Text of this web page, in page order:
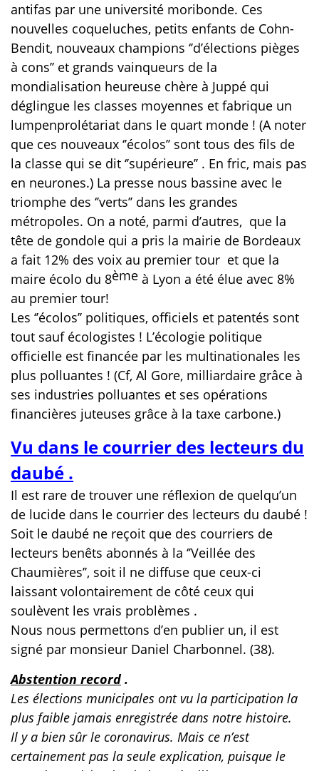
antifas par une université moribonde. Ces
nouvelles coqueluches, petits enfants de Cohn-
Bendit, nouveaux champions ‘’d’élections pièges
à cons’’ et grands vainqueurs de la
mondialisation heureuse chère à Juppé qui
déglingue les classes moyennes et fabrique un
lumpenprolétariat dans le quart monde ! (A noter
que ces nouveaux ‘’écolos’’ sont tous des fils de
la classe qui se dit ‘’supérieure’’ . En fric, mais pas
en neurones.) La presse nous bassine avec le
triomphe des ‘’verts’’ dans les grandes
métropoles. On a noté, parmi d’autres, que la
tête de gondole qui a pris la mairie de Bordeaux
a fait 12% des voix au premier tour et que la
maire écolo du 8ème à Lyon a été élue avec 8%
au premier tour!
Les ‘’écolos’’ politiques, officiels et patentés sont
tout sauf écologistes ! L’écologie politique
officielle est financée par les multinationales les
plus polluantes ! (Cf, Al Gore, milliardaire grâce à
ses industries polluantes et ses opérations
financières juteuses grâce à la taxe carbone.)
Vu dans le courrier des lecteurs du
daubé .
Il est rare de trouver une réflexion de quelqu’un
de lucide dans le courrier des lecteurs du daubé !
Soit le daubé ne reçoit que des courriers de
lecteurs benêts abonnés à la ‘’Veillée des
Chaumières’’, soit il ne diffuse que ceux-ci
laissant volontairement de côté ceux qui
soulèvent les vrais problèmes .
Nous nous permettons d’en publier un, il est
signé par monsieur Daniel Charbonnel. (38).
Abstention record.
Les élections municipales ont vu la participation la
plus faible jamais enregistrée dans notre histoire.
Il y a bien sûr le coronavirus. Mais ce n’est
certainement pas la seule explication, puisque le